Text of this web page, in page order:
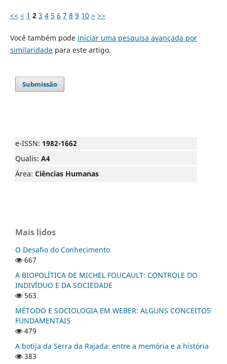
<< < 1 2 3 4 5 6 7 8 9 10 > >>
Você também pode iniciar uma pesquisa avançada por
similaridadepara este artigo.
Submissão
e-ISSN: 1982-1662
Qualis: A4
Área: Ciências Humanas
Mais lidos
O Desafio do Conhecimento
667
A BIOPOLÍTICA DE MICHEL FOUCAULT: CONTROLE DO
INDIVÍDUO E DA SOCIEDADE
563
MÉTODO E SOCIOLOGIA EM WEBER: ALGUNS CONCEITOS
FUNDAMENTAIS
479
A botija da Serra da Rajada: entre a memória e a história
383